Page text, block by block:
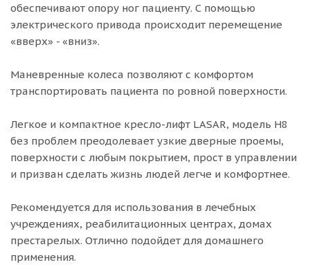
обеспечивают опору ног пациенту. С помощью
электрического привода происходит перемещение
«вверх» - «вниз».
Маневренные колеса позволяют с комфортом
транспортировать пациента по ровной поверхности.
Легкое и компактное кресло-лифт LASAR, модель H8
без проблем преодолевает узкие дверные проемы,
поверхности с любым покрытием, прост в управлении
и призван сделать жизнь людей легче и комфортнее.
Рекомендуется для использования в лечебных
учреждениях, реабилитационных центрах, домах
престарелых. Отлично подойдет для домашнего
применения.